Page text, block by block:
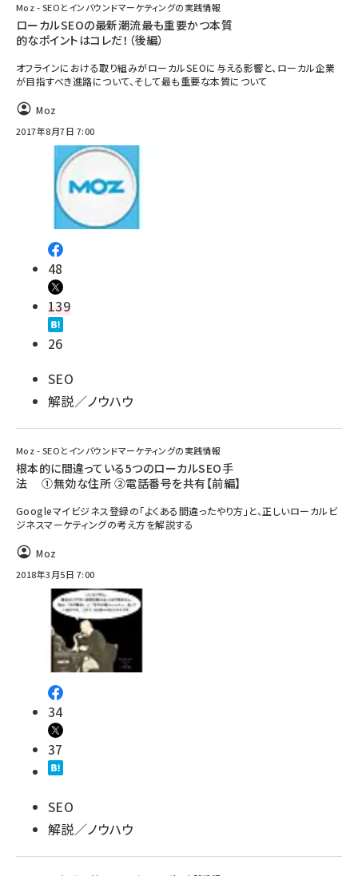
Moz - SEOとインバウンドマーケティングの実践情報
ローカルSEOの最新潮流――最も重要かつ本質
的なポイントはコレだ！（後編）
オフラインにおける取り組みがローカルSEOに与える影響と、ローカル企業
が目指すべき進路について、そして最も重要な本質について
Moz
2017年8月7日 7:00
48
139
26
SEO
解説／ノウハウ
Moz - SEOとインバウンドマーケティングの実践情報
根本的に間違っている5つのローカルSEO手
法 ①無効な住所 ②電話番号を共有【前編】
Googleマイビジネス登録の「よくある間違ったやり方」と、正しいローカルビ
ジネスマーケティングの考え方を解説する
Moz
2018年3月5日 7:00
34
37
SEO
解説／ノウハウ